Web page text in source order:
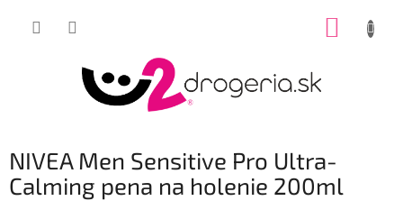
NIVEA Men Sensitive Pro Ultra-
Calming pena na holenie 200ml